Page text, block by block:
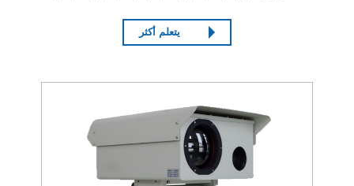
光照明器.结合智能目...يتعلم أكثر